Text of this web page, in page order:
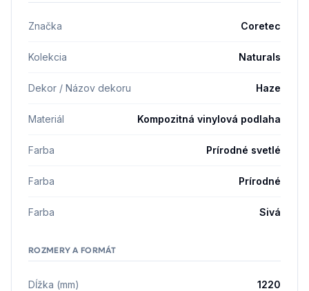
Značka Coretec
Kolekcia Naturals
Dekor / Názov dekoru Haze
Materiál Kompozitná vinylová podlaha
Farba Prírodné svetlé
Farba Prírodné
Farba Sivá
ROZMERY A FORMÁT
Dĺžka (mm) 1220